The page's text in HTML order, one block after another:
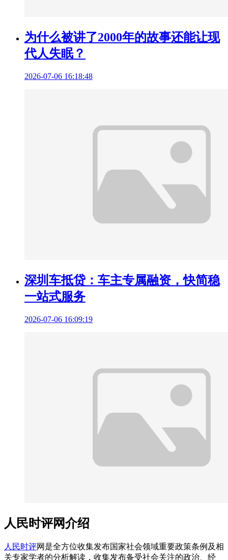
为什么被讲了2000年的故事还能让现
代人失眠？
2026-07-06 16:18:48
深圳车抵贷：车主专属融资，快简稳
一站式服务
2026-07-06 16:09:19
人民时评网介绍
人民时评网是全方位收集发布国家社会领域重要政策条例及相
关专家学者的分析解读，收集发布备受社会关注的政治、经